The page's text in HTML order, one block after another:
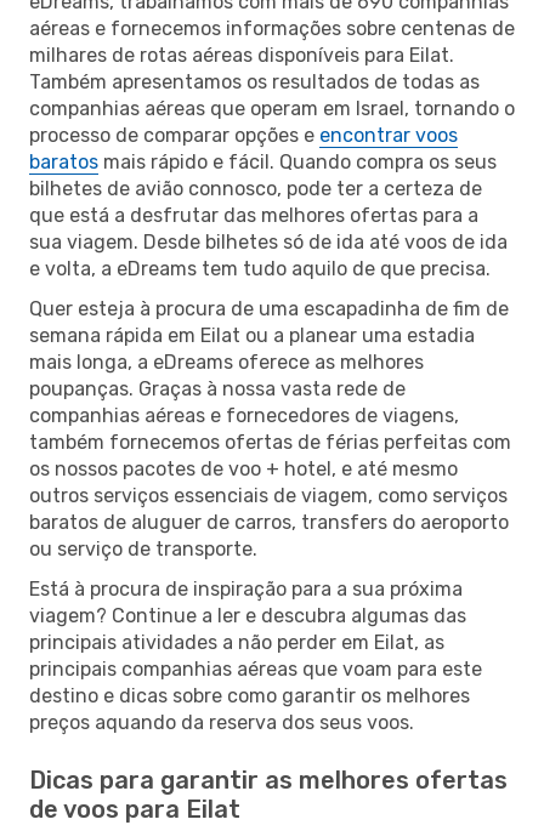
aéreas e fornecemos informações sobre centenas de
milhares de rotas aéreas disponíveis para Eilat.
Também apresentamos os resultados de todas as
companhias aéreas que operam em Israel, tornando o
processo de comparar opções e encontrar voos
baratos mais rápido e fácil. Quando compra os seus
bilhetes de avião connosco, pode ter a certeza de
que está a desfrutar das melhores ofertas para a
sua viagem. Desde bilhetes só de ida até voos de ida
e volta, a eDreams tem tudo aquilo de que precisa.
Quer esteja à procura de uma escapadinha de fim de
semana rápida em Eilat ou a planear uma estadia
mais longa, a eDreams oferece as melhores
poupanças. Graças à nossa vasta rede de
companhias aéreas e fornecedores de viagens,
também fornecemos ofertas de férias perfeitas com
os nossos pacotes de voo + hotel, e até mesmo
outros serviços essenciais de viagem, como serviços
baratos de aluguer de carros, transfers do aeroporto
ou serviço de transporte.
Está à procura de inspiração para a sua próxima
viagem? Continue a ler e descubra algumas das
principais atividades a não perder em Eilat, as
principais companhias aéreas que voam para este
destino e dicas sobre como garantir os melhores
preços aquando da reserva dos seus voos.
Dicas para garantir as melhores ofertas
de voos para Eilat